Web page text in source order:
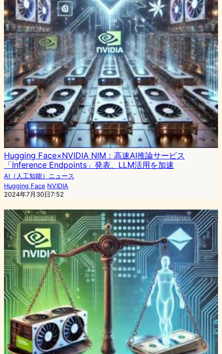
Hugging Face×NVIDIA NIM：高速AI推論サービス
「Inference Endpoints」発表、LLM活用を加速
AI（人工知能）ニュース
Hugging Face NVIDIA
2024年7月30日7:52